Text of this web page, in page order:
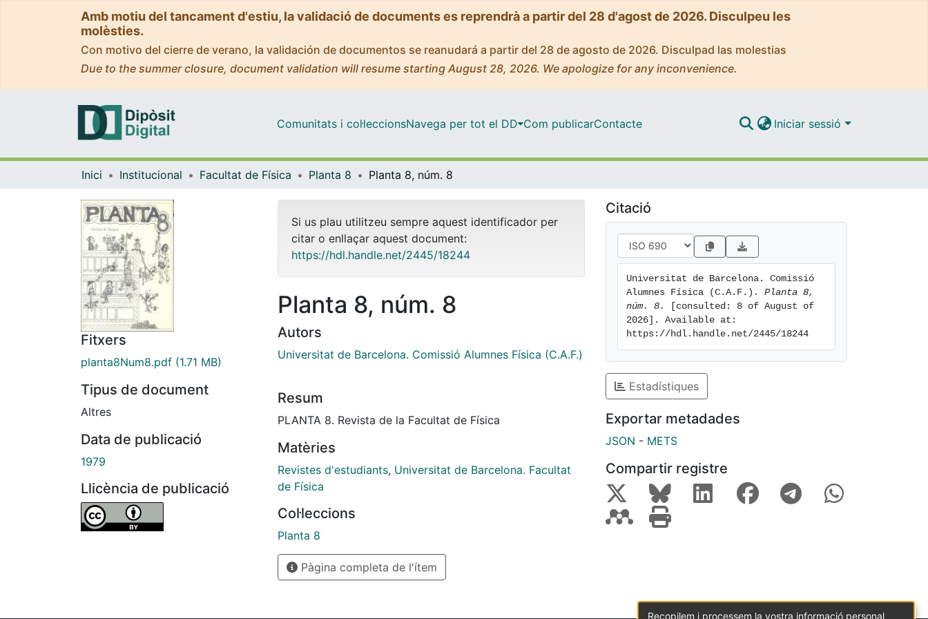
Amb motiu del tancament d'estiu, la validació de documents es reprendrà a partir del 28 d'agost de 2026. Disculpeu les
molèsties.
Con motivo del cierre de verano, la validación de documentos se reanudará a partir del 28 de agosto de 2026. Disculpad las molestias
Due to the summer closure, document validation will resume starting August 28, 2026. We apologize for any inconvenience.
Comunitats i col·leccionsNavega per tot el DD Com publicarContacte Iniciar sessió
Inici Institucional Facultat de Física Planta 8 Planta 8, núm. 8
Fitxers
planta8Num8.pdf (1.71 MB)
Tipus de document
Altres
Data de publicació
1979
Llicència de publicació
Si us plau utilitzeu sempre aquest identificador per
citar o enllaçar aquest document:
https://hdl.handle.net/2445/18244
Planta 8, núm. 8
Autors
Universitat de Barcelona. Comissió Alumnes Física (C.A.F.)
Resum
PLANTA 8. Revista de la Facultat de Física
Matèries
Revistes d'estudiants, Universitat de Barcelona. Facultat
de Física
Col·leccions
Planta 8
Pàgina completa de l'ítem
Citació
Universitat de Barcelona. Comissió
Alumnes Física (C.A.F.). Planta 8,
núm. 8.
[consulted: 8 of August of
2026]. Available at:
https://hdl.handle.net/2445/18244
Estadístiques
Exportar metadades
JSON - METS
Compartir registre
Recopilem i processem la vostra informació personal